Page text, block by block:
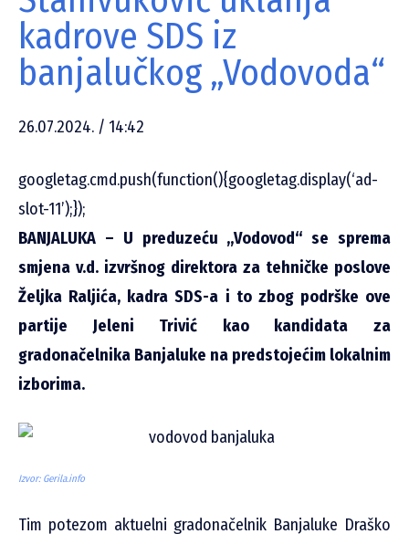
kadrove SDS iz
banjalučkog „Vodovoda“
26.07.2024. / 14:42
googletag.cmd.push(function(){googletag.display(‘ad-
slot-11’);});
BANJALUKA – U preduzeću „Vodovod“ se sprema
smjena v.d. izvršnog direktora za tehničke poslove
Željka Raljića, kadra SDS-a i to zbog podrške ove
partije Jeleni Trivić kao kandidata za
gradonačelnika Banjaluke na predstojećim lokalnim
izborima.
Izvor: Gerila.info
Tim potezom aktuelni gradonačelnik Banjaluke Draško